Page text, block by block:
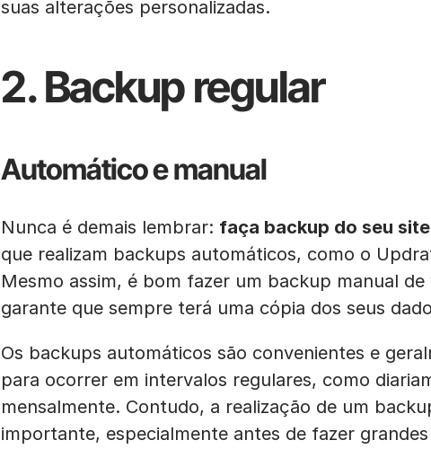
suas alterações personalizadas.
2. Backup regular
Automático e manual
Nunca é demais lembrar: faça backup do seu
que realizam backups automáticos, como o
Mesmo assim, é bom fazer um backup manual
garante que sempre terá uma cópia dos seus
Os backups automáticos são convenientes e
para ocorrer em intervalos regulares, como
mensalmente. Contudo, a realização de um
importante, especialmente antes de fazer